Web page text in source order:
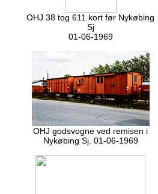
OHJ 38 tog 611 kort før Nykøbing
Sj
01-06-1969
OHJ godsvogne ved remisen i
Nykøbing Sj. 01-06-1969